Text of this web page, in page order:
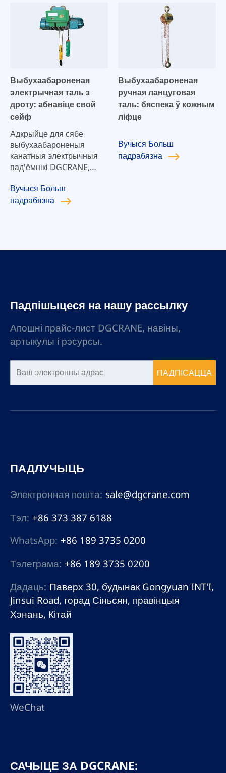
Нашы двухбалковыя
краны створаны, каб
супрацьстаяць
выбуханебяспечным
асяроддзям,
забяспечваючы
адпаведнасць строгім
стандартам бяспекі.
Выбухаабароненая
электрычная таль з
дроту: абнавіце свой
сейф
Адкрыйце для сябе
выбухаабароненыя
канатныя электрычныя
пад'ёмнікі DGCRANE,
бяспекі і надзейнасці ў
небяспечных умовах.
падыходзіць для галін
прамысловасці, дзе
патрабуецца строгая
выбухаабарона.
Вучыся Больш
падрабязна
Выбухаабароненая
ручная ланцуговая
таль: бяспека ў кожным
ліфце
Вучыся Больш
падрабязна
Падпішыцеся на нашу рассылку
Апошні прайс-лист DGCRANE, навіны,
артыкулы і рэсурсы.
ПАДПІСАЦЦА
ПАДЛУЧЫЦЬ
Электронная пошта: sale@dgcrane.com
Тэл: +86 373 387 6188
WhatsApp: +86 189 3735 0200
Тэлеграма: +86 189 3735 0200
Дадаць: Паверх 30, будынак Gongyuan INT'I,
Jinsui Road, горад Сіньсян, правінцыя
Хэнань, Кітай
WeChat
САЧЫЦЕ ЗА DGCRANE: